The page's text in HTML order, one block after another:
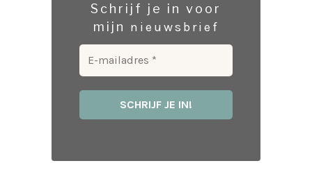
Schrijf je in voor
mijn nieuwsbrief